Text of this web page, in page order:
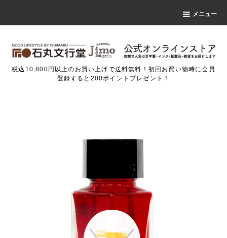
メニュー
税込10,800円以上のお買い上げで送料無料！初回お買い物時に会員
登録すると200ポイントプレゼント！